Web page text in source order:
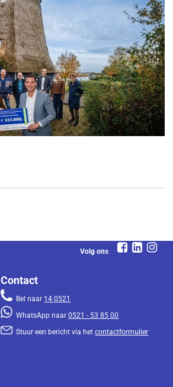
Volg ons
Contact
Bel naar 14 0521
WhatsApp naar0521 - 53 85 00
Stuur een bericht via hetcontactformulier